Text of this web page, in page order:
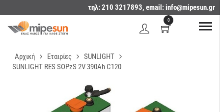
τηλ: 210 3217893, email:info@mipesun.gr
0
Αρχική Εταιρίες
SUNLIGHT
SUNLIGHT RES SOPzS 2V 390Ah C120